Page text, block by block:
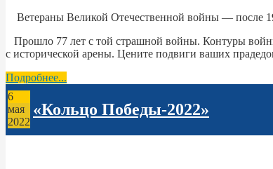
Ветераны Великой Отечественной войны — после
Прошло 77 лет с той страшной войны. Контуры
с исторической арены. Цените подвиги ваших
Подробнее...
6
мая
2022
«Кольцо Победы-2022»